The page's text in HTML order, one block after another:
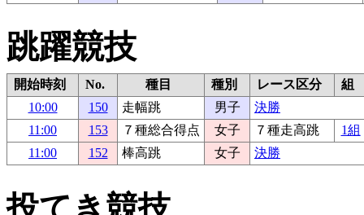
跳躍競技
開始時刻 No. 種目 種別 レース区分
組
10:00
150 走幅跳 男子
決勝
11:00
153 ７種総合得点 女子 ７種走高跳
1組
11:00
152 棒高跳 女子 決勝